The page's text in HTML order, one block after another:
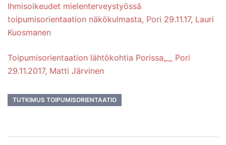
Ihmisoikeudet mielenterveystyössä
toipumisorientaation näkökulmasta, Pori 29.11.17, Lauri
Kuosmanen
Toipumisorientaation lähtökohtia Porissa,__ Pori
29.11.2017, Matti Järvinen
TUTKIMUS TOIPUMISORIENTAATIO